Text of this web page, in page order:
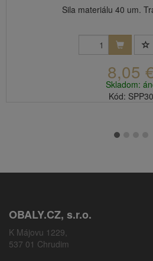
Sila materiálu 40 um.
8,05
Skladom:
Kód: SPP30
OBALY.CZ, s.r.o.
K Májovu 1229,
537 01 Chrudim